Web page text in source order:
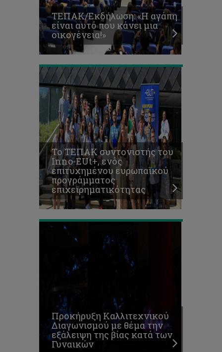
ΤΕΠΑK/Εκδήλωση: «Η αγάπη
είναι αυτό που κάνει μια
οικογένεια!»
ενός
επιτυχημένου
ευρωπαϊκού
προγράμματος
επιχειρηματικότητας
Το ΤΕΠΑΚ συντονιστής του
Inno-EUt+, ενός
επιτυχημένου ευρωπαϊκού
προγράμματος
επιχειρηματικότητας
Προκήρυξη
Καλλιτεχνικού
Διαγωνισμού
με
θέμα
την
εξάλειψη
της
βίας
κατά
των
Γυναικών
Προκήρυξη Καλλιτεχνικού
Διαγωνισμού με θέμα την
εξάλειψη της βίας κατά των
Γυναικών